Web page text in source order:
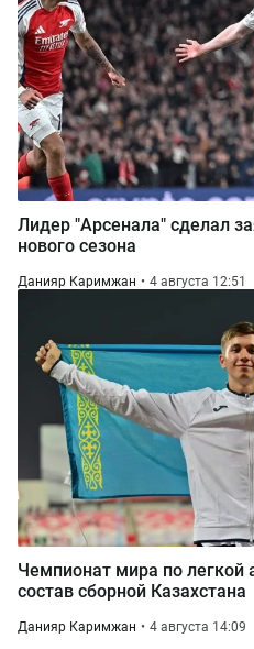
Лидер "Арсенала" сделал
нового сезона
Данияр Каримжан 4 августа 12:51
Чемпионат мира по легкой
состав сборной Казахстана
Данияр Каримжан 4 августа 14:09